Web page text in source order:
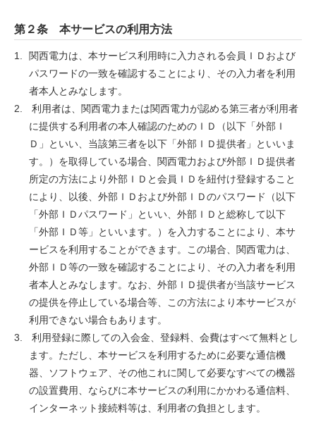
第２条 本サービスの利用方法
関西電力は、本サービス利用時に入力される会員ＩＤおよび
パスワードの一致を確認することにより、その入力者を利用
者本人とみなします。
利用者は、関西電力または関西電力が認める第三者が利用者
に提供する利用者の本人確認のためのＩＤ（以下「外部Ｉ
Ｄ」といい、当該第三者を以下「外部ＩＤ提供者」といいま
す。）を取得している場合、関西電力および外部ＩＤ提供者
所定の方法により外部ＩＤと会員ＩＤを紐付け登録すること
により、以後、外部ＩＤおよび外部ＩＤのパスワード（以下
「外部ＩＤパスワード」といい、外部ＩＤと総称して以下
「外部ＩＤ等」といいます。）を入力することにより、本サ
ービスを利用することができます。この場合、関西電力は、
外部ＩＤ等の一致を確認することにより、その入力者を利用
者本人とみなします。なお、外部ＩＤ提供者が当該サービス
の提供を停止している場合等、この方法により本サービスが
利用できない場合もあります。
利用登録に際しての入会金、登録料、会費はすべて無料とし
ます。ただし、本サービスを利用するために必要な通信機
器、ソフトウェア、その他これに関して必要なすべての機器
の設置費用、ならびに本サービスの利用にかかわる通信料、
インターネット接続料等は、利用者の負担とします。